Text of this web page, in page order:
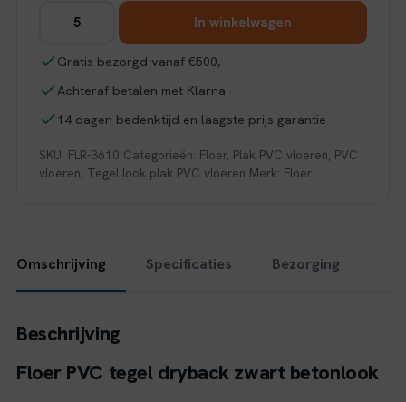
PVC
Betonlook
Zwart
In winkelwagen
Gratis bezorgd vanaf €500,-
Achteraf betalen met Klarna
14 dagen bedenktijd en laagste prijs garantie
SKU: FLR-3610 Categorieën: Floer, Plak PVC vloeren, PVC
vloeren, Tegel look plak PVC vloeren Merk: Floer
Omschrijving Specificaties Bezorging
Beschrijving
Floer PVC tegel dryback zwart betonlook